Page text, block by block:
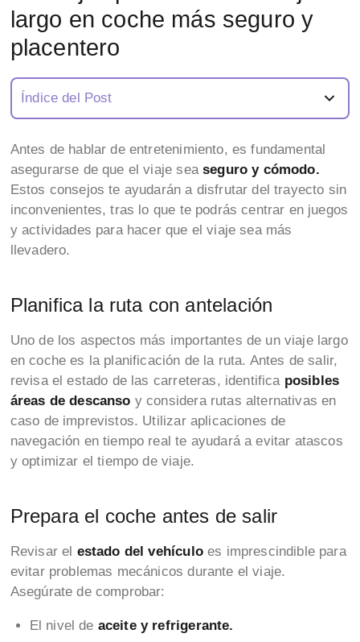
largo en coche más seguro y
placentero
Índice del Post
Antes de hablar de entretenimiento, es fundamental
asegurarse de que el viaje seaseguro y cómodo.
Estos consejos te ayudarán a disfrutar del trayecto sin
inconvenientes, tras lo que te podrás centrar en juegos
y actividades para hacer que el viaje sea más
llevadero.
Planifica la ruta con antelación
Uno de los aspectos más importantes de un viaje largo
en coche es la planificación de la ruta. Antes de salir,
revisa el estado de las carreteras, identifica posibles
áreas de descanso y considera rutas alternativas en
caso de imprevistos. Utilizar aplicaciones de
navegación en tiempo real te ayudará a evitar atascos
y optimizar el tiempo de viaje.
Prepara el coche antes de salir
Revisar el estado del vehículoes imprescindible para
evitar problemas mecánicos durante el viaje.
Asegúrate de comprobar:
El nivel de aceite y refrigerante.